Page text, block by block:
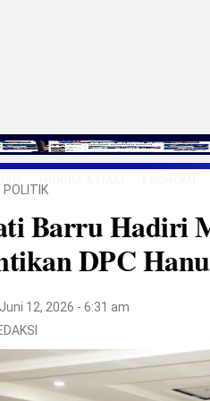
POLITIK
Barru Hadiri
DPC
Juni 12, 2026 - 6:31 am